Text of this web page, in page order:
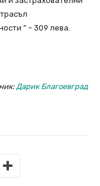
” – 309 лева.
Дарик Благоевград